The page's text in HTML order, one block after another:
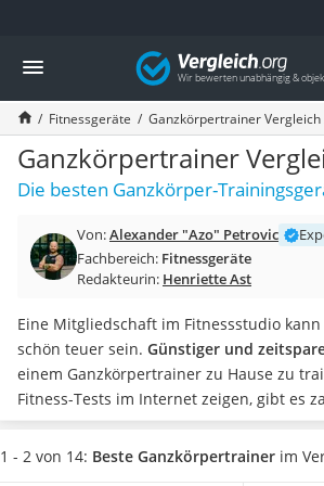
Die beliebtesten Vergleiche nach Kategorie
Freizeit & Sport
Gartentrampolin
Trampolin
Metalldetektor
Eufab-Fahrradträger
Trampolin 366 cm
Aluminium-Koffer
Futterboot
E-Bike-Dreirad
Trekkingschuhe Herren
Reisetasche mit Rollen
Klimmzugstation
Koffer
Nachtsichtgerät
Vergleich
Fitnessgeräte Ganzkörpertrainer Vergleich
Ganzkörpertrainer
Die besten Ganzkörper-
Von:Alexander "Azo" Petrovic
Fachbereich: Fitnessgeräte
Redakteurin: Henriette Ast
Eine Mitgliedschaft im Fitnessstudio
schön teuer sein. Günstiger und
einem Ganzkörpertrainer zu Hause zu
Fitness-Tests im Internet zeigen, gibt es
unterschiedliche Geräte, mit denen Sie
Ihres Körpersbeanspruchen können –
1 - 2 von 14: Beste Ganzkörpertrainer im